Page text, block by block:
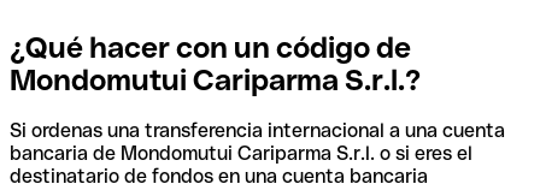
¿Qué hacer con un código de
Mondomutui Cariparma S.r.l.?
Si ordenas una transferencia internacional a una cuenta
bancaria de Mondomutui Cariparma S.r.l. o si eres el
destinatario de fondos en una cuenta bancaria